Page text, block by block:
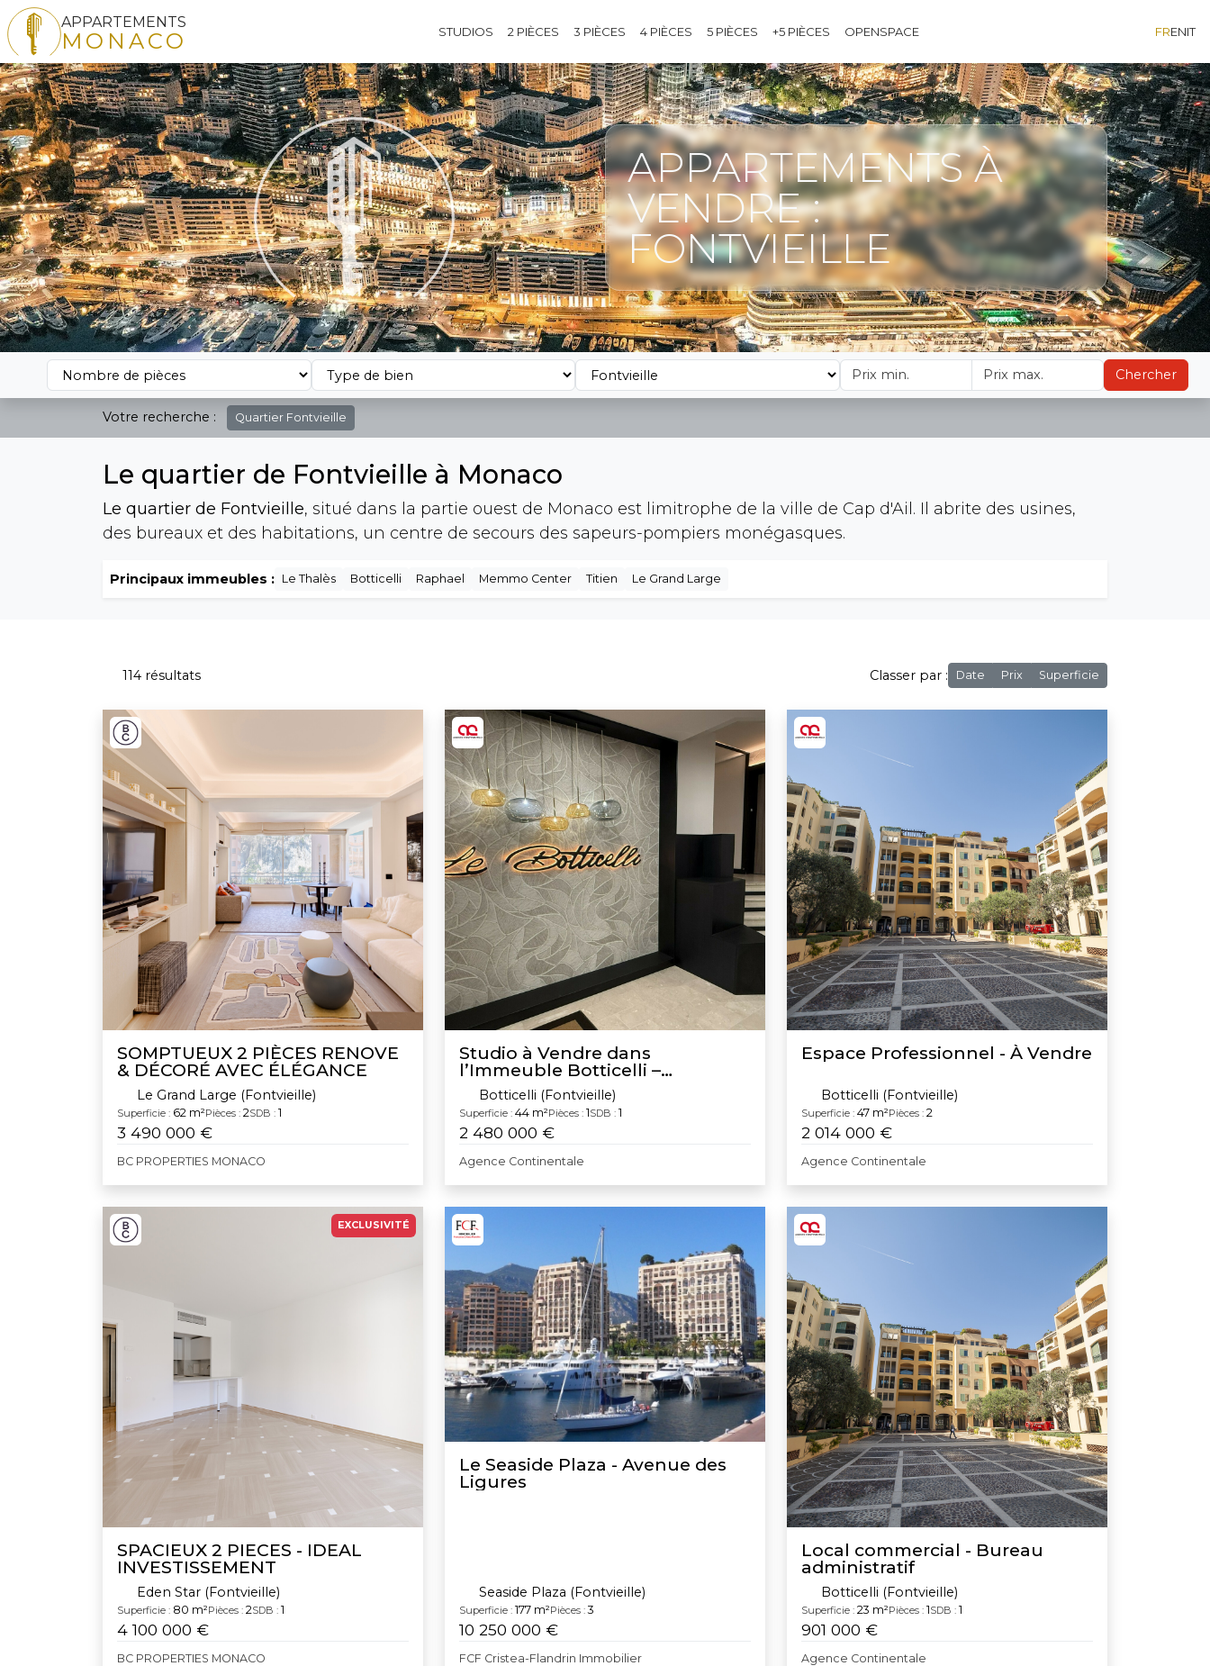
APPARTEMENTS
MONACO STUDIOS 2 PIÈCES 3 PIÈCES 4 PIÈCES 5 PIÈCES +5 PIÈCES OPENSPACE FRENIT
APPARTEMENTS À
VENDRE :
FONTVIEILLE
Votre recherche : Quartier Fontvieille
Le quartier de Fontvieille à Monaco
Le quartier de Fontvieille, situé dans la partie ouest de Monaco est limitrophe de la ville de Cap d'Ail. Il abrite des usines,
des bureaux et des habitations, un centre de secours des sapeurs-pompiers monégasques.
Principaux immeubles : Le Thalès Botticelli Raphael Memmo Center Titien Le Grand Large
114 résultats Classer par : Date Prix Superficie
SOMPTUEUX 2 PIÈCES RENOVE
& DÉCORÉ AVEC ÉLÉGANCE
Le Grand Large (Fontvieille)
Superficie : 62 m²Pièces : 2SDB : 1
3 490 000 €
BC PROPERTIES MONACO
Studio à Vendre dans
l’Immeuble Botticelli –
Fontvieille
Botticelli (Fontvieille)
Superficie : 44 m²Pièces : 1SDB : 1
2 480 000 €
Agence Continentale
Espace Professionnel - À Vendre
Botticelli (Fontvieille)
Superficie : 47 m²Pièces : 2
2 014 000 €
Agence Continentale
EXCLUSIVITÉ
SPACIEUX 2 PIECES - IDEAL
INVESTISSEMENT
Eden Star (Fontvieille)
Superficie : 80 m²Pièces : 2SDB : 1
4 100 000 €
BC PROPERTIES MONACO
Le Seaside Plaza - Avenue des
Ligures
Seaside Plaza (Fontvieille)
Superficie : 177 m²Pièces : 3
10 250 000 €
FCF Cristea-Flandrin Immobilier
Local commercial - Bureau
administratif
Botticelli (Fontvieille)
Superficie : 23 m²Pièces : 1SDB : 1
901 000 €
Agence Continentale